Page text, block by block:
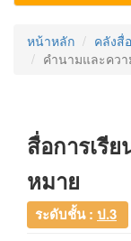
หน้าหลัก คลังสื่
คำนามและคว
สื่อการเรี
หมาย
ระดับชั้น : ป.3